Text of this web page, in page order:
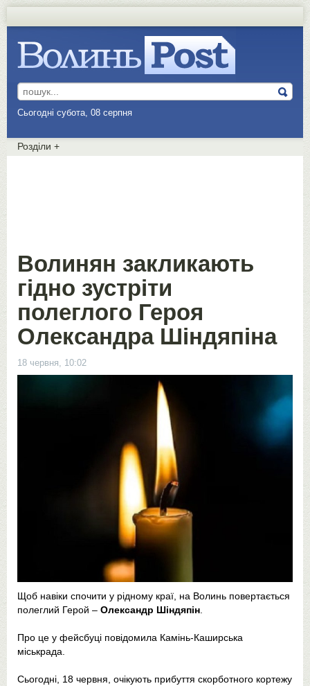
Сьогодні субота, 08 серпня
Розділи +
Волинян закликають
гідно зустріти
полеглого Героя
Олександра Шіндяпіна
18 червня, 10:02
Щоб навіки спочити у рідному краї, на Волинь повертається
полеглий Герой – Олександр Шіндяпін
Про це у фейсбуці повідомила Камінь-Каширська
міськрада.
Сьогодні, 18 червня, очікують прибуття скорботного кортежу